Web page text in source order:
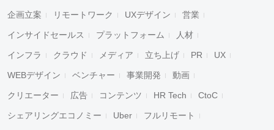
企画立案 リモートワーク UXデザイン 営業
インサイドセールス プラットフォーム 人材
インフラ クラウド メディア 立ち上げ PR UX
WEBデザイン ベンチャー 事業開発 動画
クリエーター 広告 コンテンツ HR Tech CtoC
シェアリングエコノミー Uber フルリモート